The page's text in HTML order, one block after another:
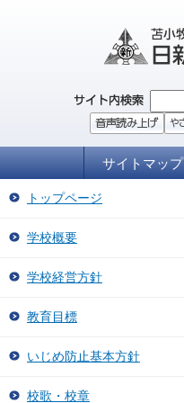
サイトマップ
トップページ
学校概要
学校経営方針
教育目標
いじめ防止基本方針
校歌・校章